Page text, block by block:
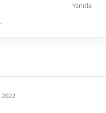
Yanıtla